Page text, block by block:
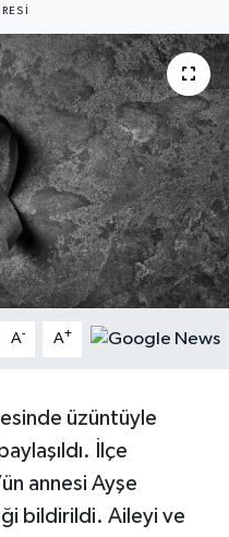
A- A+
üzüntüyle
İlçe
annesi Ayşe
bildirildi. Aileyi ve